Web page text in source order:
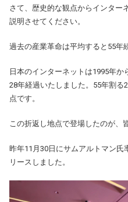
さて、歴史的な観点からインター
説明させてください。
過去の産業革命は平均すると55年
日本のインターネットは1995年
28年経過いたしました。55年割る
点です。
この折返し地点で登場したのが、
昨年11月30日にサムアルトマン氏
リースしました。